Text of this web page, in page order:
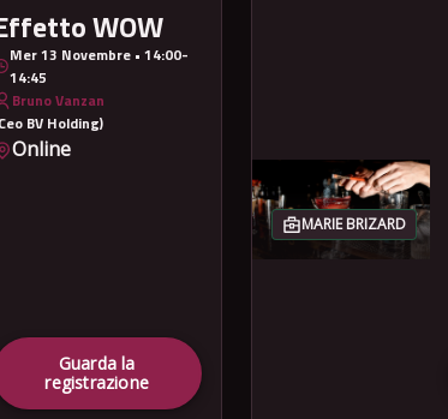
WOW
Mer 13 Novembre • 14:00-
14:45
Bruno Vanzan
BV Holding)
Online
Guarda la
registrazione
MARIE BRIZARD